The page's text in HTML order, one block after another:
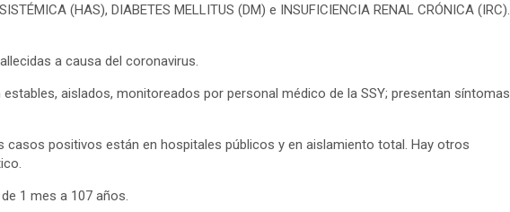
(HAS), DIABETES MELLITUS (DM) e INSUFICIENCIA RENAL CRÓNICA (IRC).
a causa del coronavirus.
aislados, monitoreados por personal médico de la SSY; presentan síntomas
casos positivos están en hospitales públicos y en aislamiento total. Hay otros
1 mes a 107 años.